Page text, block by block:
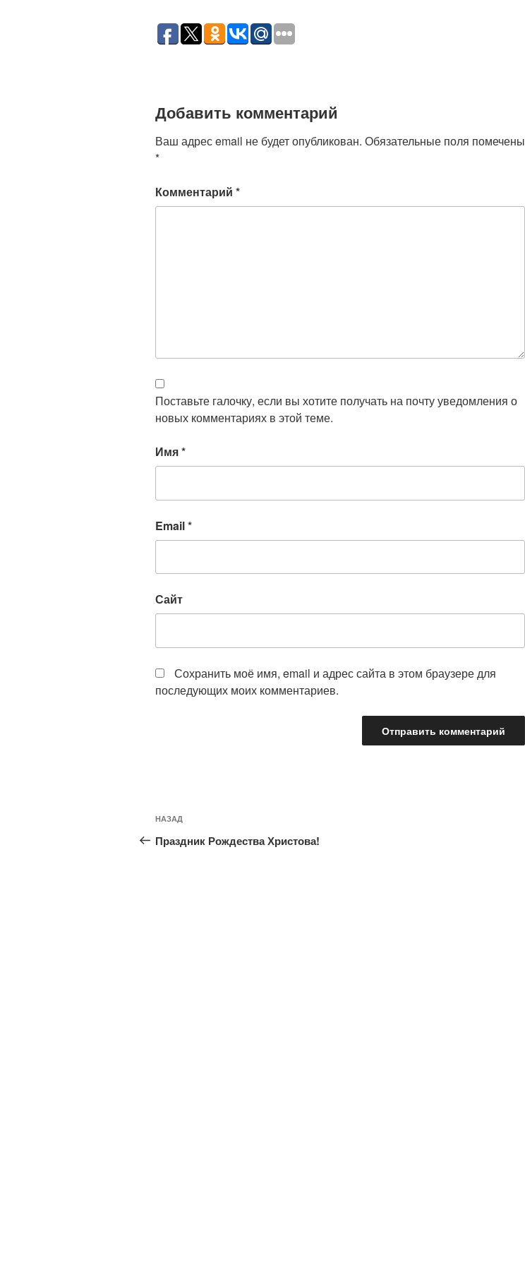
Добавить комментарий
Ваш адрес email не будет опубликован. Обязательные поля помечены
*
Комментарий *
Поставьте галочку, если вы хотите получать на почту уведомления о
новых комментариях в этой теме.
Имя*
Email*
Сайт
Сохранить моё имя, email и адрес сайта в этом браузере для
последующих моих комментариев.
Навигация
по
записям
Предыдущая
запись:
НАЗАД
Праздник Рождества Христова!